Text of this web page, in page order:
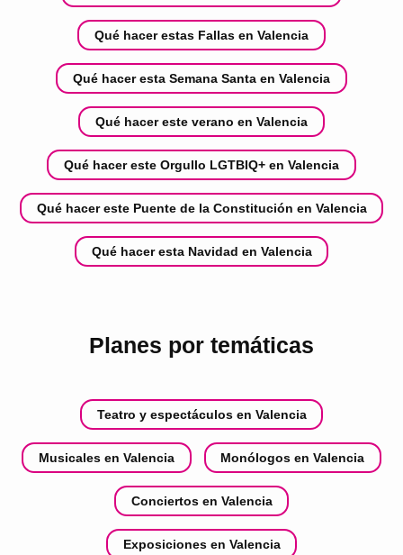
Qué hacer estas Fallas en Valencia
Qué hacer esta Semana Santa en Valencia
Qué hacer este verano en Valencia
Qué hacer este Orgullo LGTBIQ+ en Valencia
Qué hacer este Puente de la Constitución en Valencia
Qué hacer esta Navidad en Valencia
Planes por temáticas
Teatro y espectáculos en Valencia
Musicales en Valencia Monólogos en Valencia
Conciertos en Valencia
Exposiciones en Valencia